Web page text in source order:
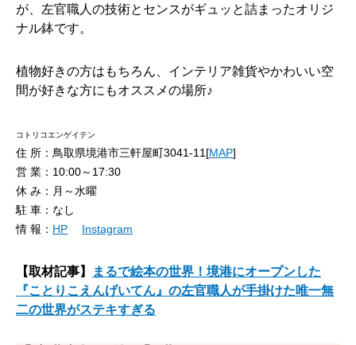
が、左官職人の技術とセンスがギュッと詰まったオリジ
ナル鉢です。
植物好きの方はもちろん、インテリア雑貨やかわいい空
間が好きな方にもオススメの場所♪
コトリコエンゲイテン
住 所：鳥取県境港市三軒屋町3041-11[MAP]
営 業：10:00～17:30
休 み：月～水曜
駐 車：なし
情 報： HP Instagram
【取材記事】
まるで絵本の世界！境港にオープンした
『ことりこえんげいてん』の左官職人が手掛けた唯一無
二の世界がステキすぎる